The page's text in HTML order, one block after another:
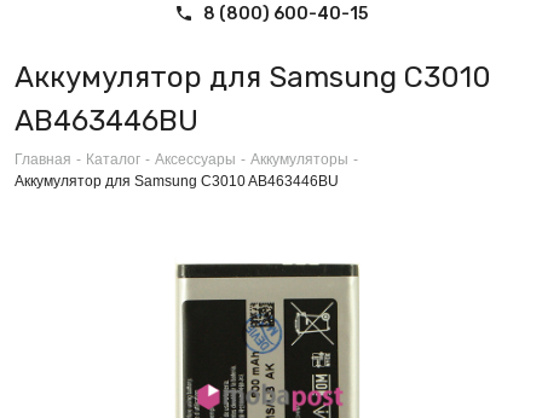
8 (800) 600-40-15
Аккумулятор для Samsung C3010
AB463446BU
Главная - Каталог - Аксессуары - Аккумуляторы -
Аккумулятор для Samsung C3010 AB463446BU